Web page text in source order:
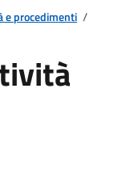
e procedimenti /